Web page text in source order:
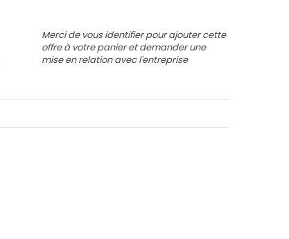
Merci de vous identifier pour ajouter cette
offre à votre panier et demander une
mise en relation avec l'entreprise